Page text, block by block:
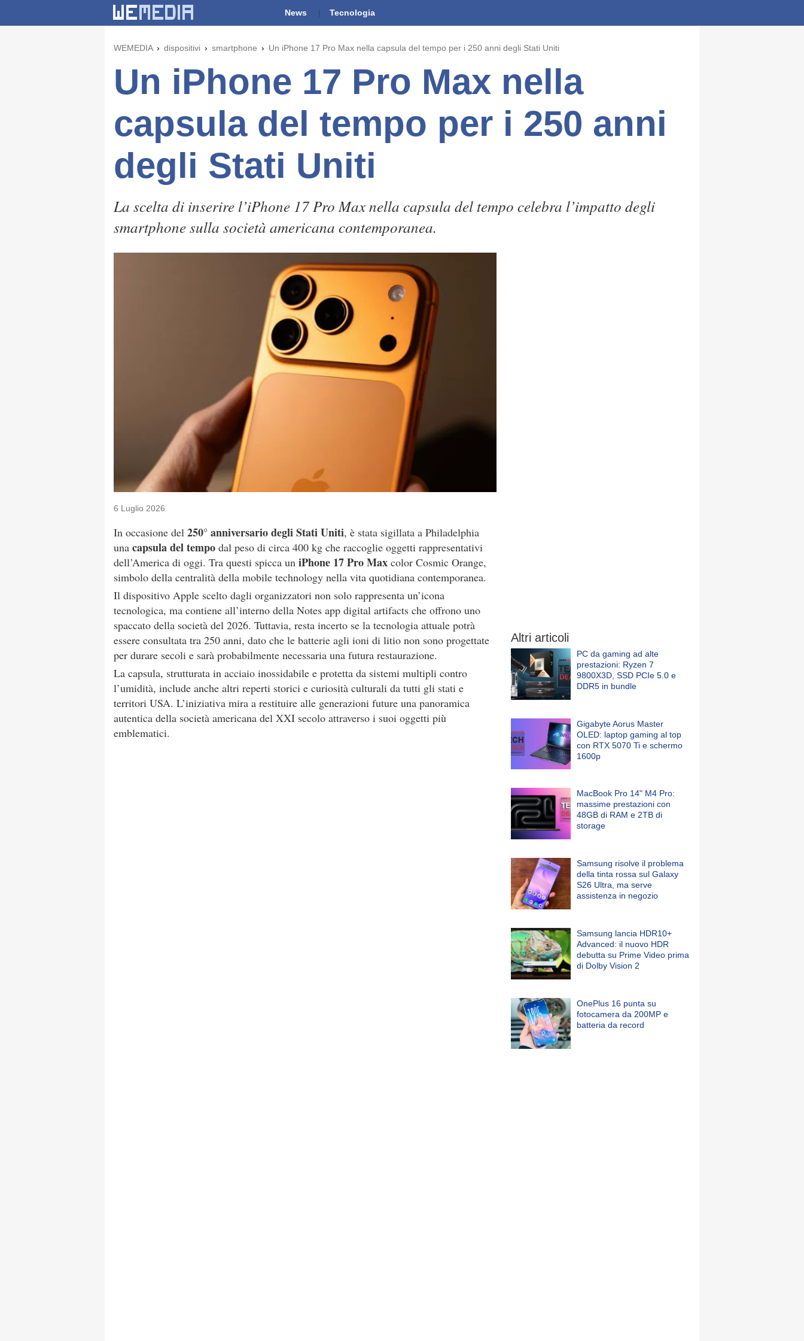
News Tecnologia
WEMEDIA dispositivi smartphone Un iPhone 17 Pro Max nella capsula del tempo per i 250 anni degli Stati Uniti
Un iPhone 17 Pro Max nella
capsula del tempo per i 250 anni
degli Stati Uniti
La scelta di inserire l’iPhone 17 Pro Max nella capsula del tempo celebra l’impatto degli
smartphone sulla società americana contemporanea.
6 Luglio 2026
In occasione del 250° anniversario degli Stati Uniti, è stata sigillata a Philadelphia
una capsula del tempo dal peso di circa 400 kg che raccoglie oggetti rappresentativi
dell’America di oggi. Tra questi spicca un iPhone 17 Pro Max color Cosmic Orange,
simbolo della centralità della mobile technology nella vita quotidiana contemporanea.
Il dispositivo Apple scelto dagli organizzatori non solo rappresenta un’icona
tecnologica, ma contiene all’interno della Notes app digital artifacts che offrono uno
spaccato della società del 2026. Tuttavia, resta incerto se la tecnologia attuale potrà
essere consultata tra 250 anni, dato che le batterie agli ioni di litio non sono progettate
per durare secoli e sarà probabilmente necessaria una futura restaurazione.
La capsula, strutturata in acciaio inossidabile e protetta da sistemi multipli contro
l’umidità, include anche altri reperti storici e curiosità culturali da tutti gli stati e
territori USA. L’iniziativa mira a restituire alle generazioni future una panoramica
autentica della società americana del XXI secolo attraverso i suoi oggetti più
emblematici.
Altri articoli
PC da gaming ad alte
prestazioni: Ryzen 7
9800X3D, SSD PCIe 5.0 e
DDR5 in bundle
Gigabyte Aorus Master
OLED: laptop gaming al top
con RTX 5070 Ti e schermo
1600p
MacBook Pro 14" M4 Pro:
massime prestazioni con
48GB di RAM e 2TB di
storage
Samsung risolve il problema
della tinta rossa sul Galaxy
S26 Ultra, ma serve
assistenza in negozio
Samsung lancia HDR10+
Advanced: il nuovo HDR
debutta su Prime Video prima
di Dolby Vision 2
OnePlus 16 punta su
fotocamera da 200MP e
batteria da record